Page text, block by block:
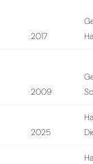
2017
2009
2025